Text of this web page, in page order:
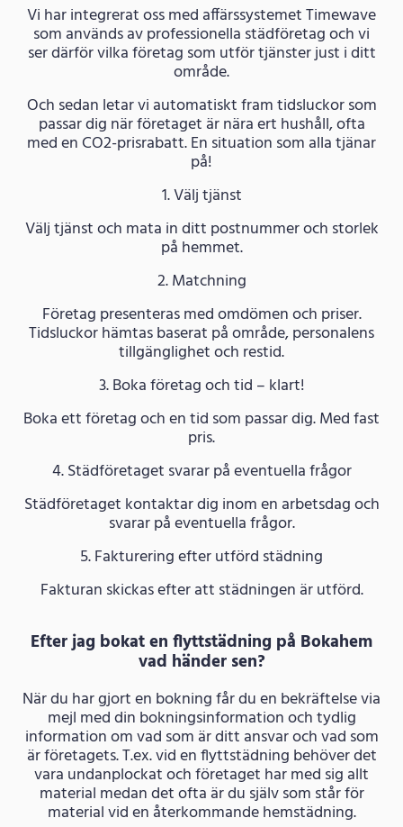
Vi har integrerat oss med affärssystemet Timewave
som används av professionella städföretag och vi
ser därför vilka företag som utför tjänster just i ditt
område.
Och sedan letar vi automatiskt fram tidsluckor som
passar dig när företaget är nära ert hushåll, ofta
med en CO2-prisrabatt. En situation som alla tjänar
på!
1. Välj tjänst
Välj tjänst och mata in ditt postnummer och storlek
på hemmet.
2. Matchning
Företag presenteras med omdömen och priser.
Tidsluckor hämtas baserat på område, personalens
tillgänglighet och restid.
3. Boka företag och tid – klart!
Boka ett företag och en tid som passar dig. Med fast
pris.
4. Städföretaget svarar på eventuella frågor
Städföretaget kontaktar dig inom en arbetsdag och
svarar på eventuella frågor.
5. Fakturering efter utförd städning
Fakturan skickas efter att städningen är utförd.
Efter jag bokat en flyttstädning på Bokahem
vad händer sen?
När du har gjort en bokning får du en bekräftelse via
mejl med din bokningsinformation och tydlig
information om vad som är ditt ansvar och vad som
är företagets. T.ex. vid en flyttstädning behöver det
vara undanplockat och företaget har med sig allt
material medan det ofta är du själv som står för
material vid en återkommande hemstädning.